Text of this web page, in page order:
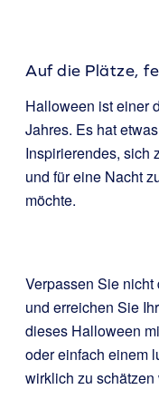
Auf die Plätze,
Halloween ist einer
Jahres. Es hat
Inspirierendes, sich
und für eine Nacht
möchte.
Verpassen Sie
und erreichen Sie
dieses Halloween
oder einfach einem
wirklich zu schätzen